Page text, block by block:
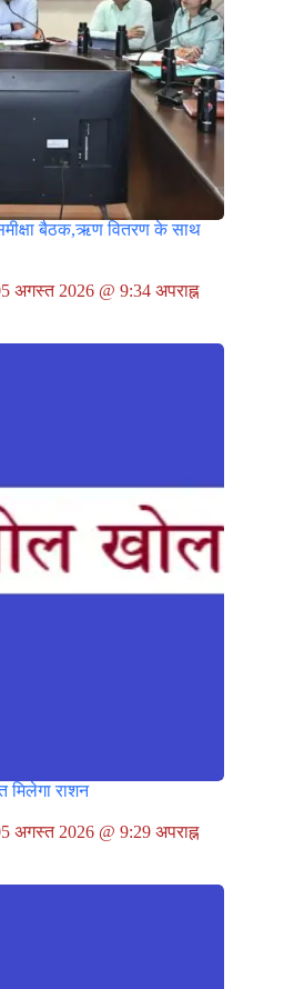
बैठक,ऋण वितरण के साथ
अगस्त 2026 @ 9:34 अपराह्न
मिलेगा राशन
अगस्त 2026 @ 9:29 अपराह्न